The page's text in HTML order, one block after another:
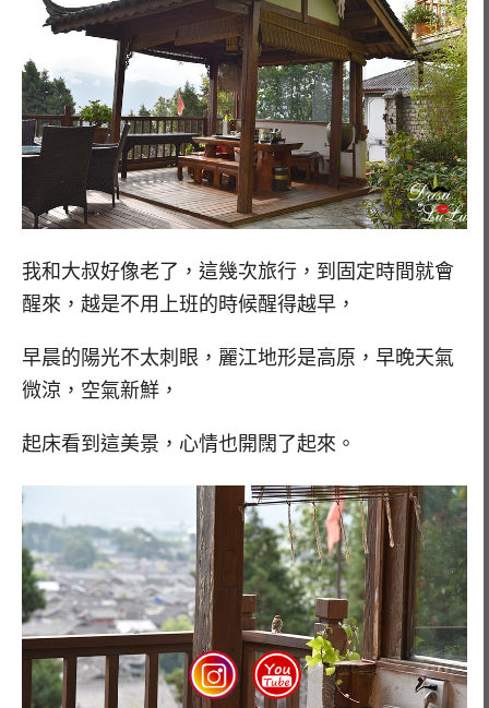
我和大叔好像老了，這幾次旅行，到固定時間就會
醒來，越是不用上班的時候醒得越早，
早晨的陽光不太刺眼，麗江地形是高原，早晚天氣
微涼，空氣新鮮，
起床看到這美景，心情也開闊了起來。